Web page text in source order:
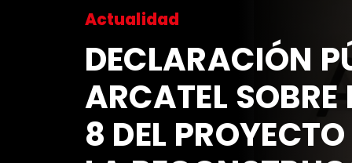
Actualidad
DECLARACIÓN
ARCATEL SOBRE
8 DEL